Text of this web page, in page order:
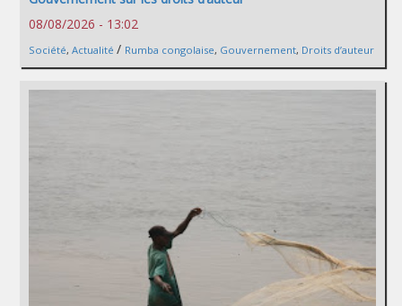
08/08/2026 - 13:02
Société, Actualité / Rumba congolaise, Gouvernement, Droits d’auteur